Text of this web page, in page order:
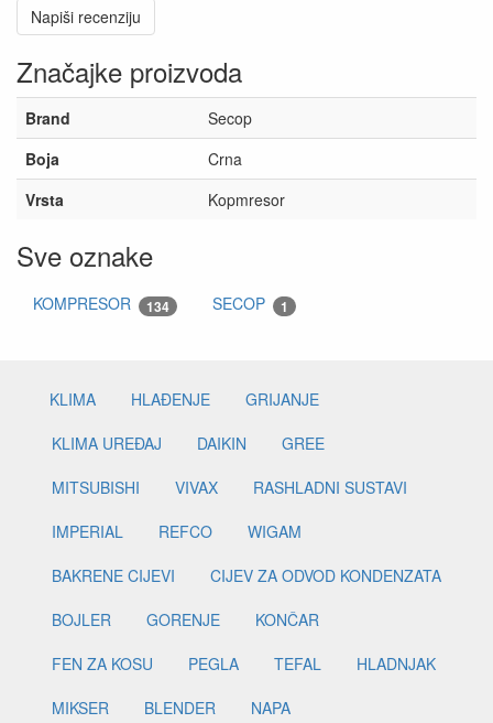
Napiši recenziju
Značajke proizvoda
Brand
Secop
Boja
Crna
Vrsta
Kopmresor
Sve oznake
KOMPRESOR 134 SECOP 1
KLIMA HLAĐENJE
GRIJANJE
KLIMA UREĐAJ
DAIKIN
GREE
MITSUBISHI
VIVAX
RASHLADNI SUSTAVI
IMPERIAL
REFCO
WIGAM
BAKRENE CIJEVI
CIJEV ZA ODVOD KONDENZATA
BOJLER
GORENJE
KONČAR
FEN ZA KOSU
PEGLA TEFAL
HLADNJAK
MIKSER
BLENDER
NAPA